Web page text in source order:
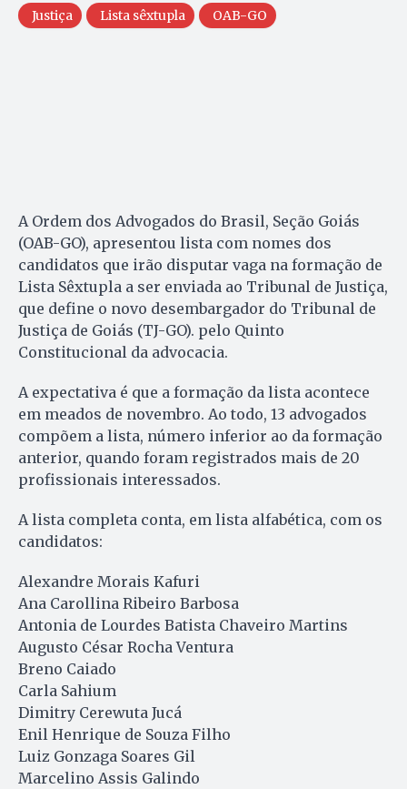
Justiça Lista sêxtupla OAB-GO
A Ordem dos Advogados do Brasil, Seção Goiás
(OAB-GO), apresentou lista com nomes dos
candidatos que irão disputar vaga na formação de
Lista Sêxtupla a ser enviada ao Tribunal de Justiça,
que define o novo desembargador do Tribunal de
Justiça de Goiás (TJ-GO). pelo Quinto
Constitucional da advocacia.
A expectativa é que a formação da lista acontece
em meados de novembro. Ao todo, 13 advogados
compõem a lista, número inferior ao da formação
anterior, quando foram registrados mais de 20
profissionais interessados.
A lista completa conta, em lista alfabética, com os
candidatos:
Alexandre Morais Kafuri
Ana Carollina Ribeiro Barbosa
Antonia de Lourdes Batista Chaveiro Martins
Augusto César Rocha Ventura
Breno Caiado
Carla Sahium
Dimitry Cerewuta Jucá
Enil Henrique de Souza Filho
Luiz Gonzaga Soares Gil
Marcelino Assis Galindo